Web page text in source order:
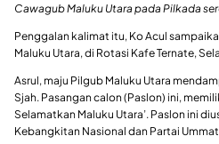
Cawagub Maluku Utara pada Pilkada
Penggalan kalimat itu, Ko Acul
Maluku Utara, di Rotasi Kafe Ternate,
Asrul, maju Pilgub Maluku Utara
Sjah. Pasangan calon (Paslon) ini,
Selamatkan Maluku Utara’. Paslon ini
Kebangkitan Nasional dan Partai